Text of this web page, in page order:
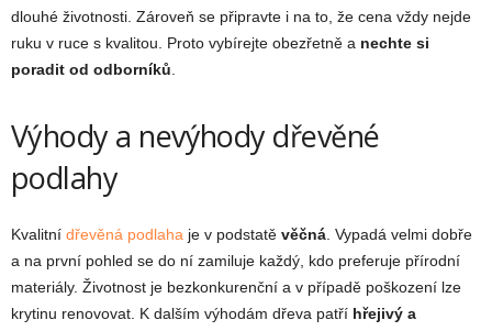
dlouhé životnosti. Zároveň se připravte i na to, že cena vždy nejde
ruku v ruce s kvalitou. Proto vybírejte obezřetně a nechte si
poradit od odborníků
Výhody a nevýhody dřevěné
podlahy
Kvalitní dřevěná podlaha je v podstatě věčná . Vypadá velmi dobře
a na první pohled se do ní zamiluje každý, kdo preferuje přírodní
materiály. Životnost je bezkonkurenční a v případě poškození lze
krytinu renovovat. K dalším výhodám dřeva patří hřejivý a